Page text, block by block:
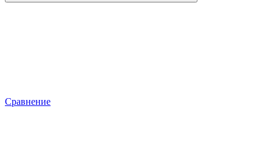
Сравнение